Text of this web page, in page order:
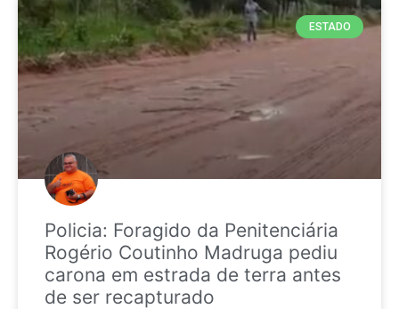
ESTADO
Policia: Foragido da Penitenciária
Rogério Coutinho Madruga pediu
carona em estrada de terra antes
de ser recapturado